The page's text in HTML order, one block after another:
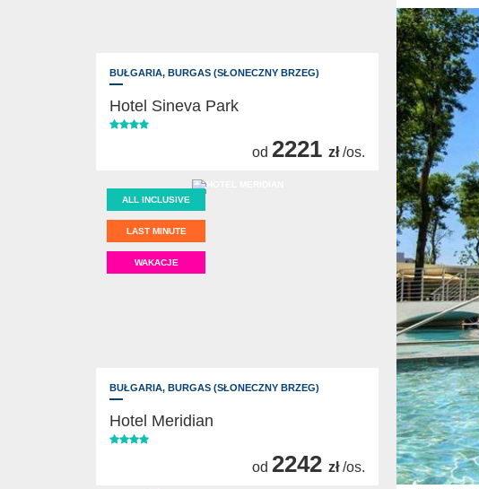
BUŁGARIA, BURGAS (SŁONECZNY BRZEG)
Hotel Sineva Park
od 2221 zł /os.
ALL INCLUSIVE
LAST MINUTE
WAKACJE
BUŁGARIA, BURGAS (SŁONECZNY BRZEG)
Hotel Meridian
od 2242 zł /os.